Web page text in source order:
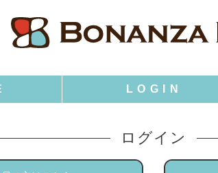
ログイン